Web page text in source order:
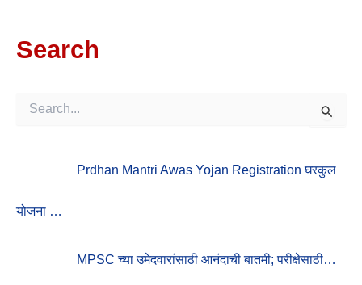
Search
F
Prdhan Mantri Awas Yojan Registration घरकुल
योजना …
MPSC च्या उमेदवारांसाठी आनंदाची बातमी; परीक्षेसाठी…